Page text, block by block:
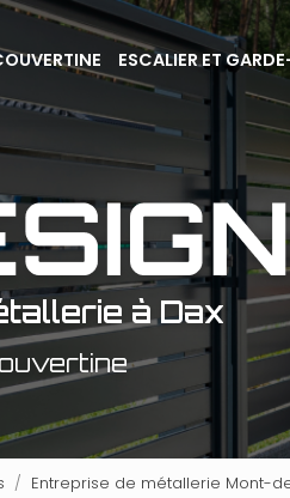
ESCALIER ET
à Dax
Entreprise de métallerie Mont-